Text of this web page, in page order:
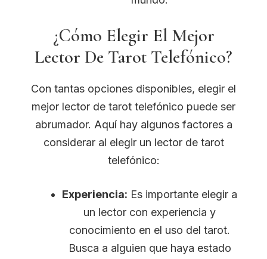
¿Cómo Elegir El Mejor
Lector De Tarot Telefónico?
Con tantas opciones disponibles, elegir el
mejor lector de tarot telefónico puede ser
abrumador. Aquí hay algunos factores a
considerar al elegir un lector de tarot
telefónico:
Experiencia: Es importante elegir a
un lector con experiencia y
conocimiento en el uso del tarot.
Busca a alguien que haya estado